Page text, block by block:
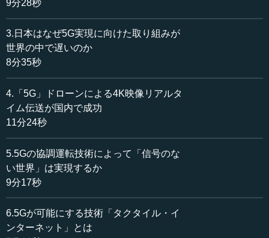
として取り組んでいる、5Gの実証実験のお話をさせていた
だきます。2019年11月に報道発表した案件なのですが、こ
の度、5Gと水中ドローンを利用した漁場の遠隔監視の実証
実験に成功しました。
この取り組みは、水産業界における労働者の負担削減を
目指すものです。具体的には、広島県江田島市にある江田
島湾で牡蛎（カキ）の養殖をしている、漁業従事者の方々
のところにお邪魔した時のことです。
カキの養殖では、専用の筏を海の上に浮かべ、そこにカ
ように育っているかを見に行きます。しかし、こうした作
業は、労働力不足と高齢化という観点からみても、大変な
9分28秒
3.日本はなぜ5G実現に向けた取り組みが
世界の中で遅いのか
8分35秒
4.「5G」ドローンによる4K映像リアルタ
イム伝送が国内で成功
11分24秒
5.5Gの協調運転技術によって「信号のな
い世界」は実現するか
9分17秒
6.5Gが可能にする技術「タクタイル・イ
ンターネット」とは